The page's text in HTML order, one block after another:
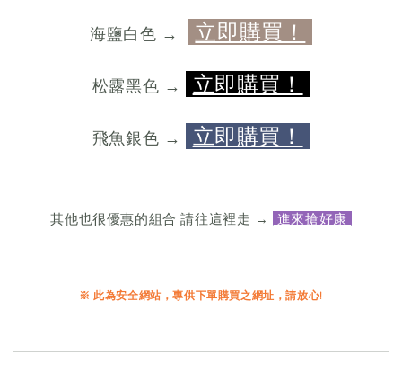
海鹽白色 → 立即購買！
松露黑色 → 立即購買！
飛魚銀色 → 立即購買！
其他也很優惠的組合 請往這裡走 → 進來搶好康
※ 此為安全網站，專供下單購買之網址，請放心!